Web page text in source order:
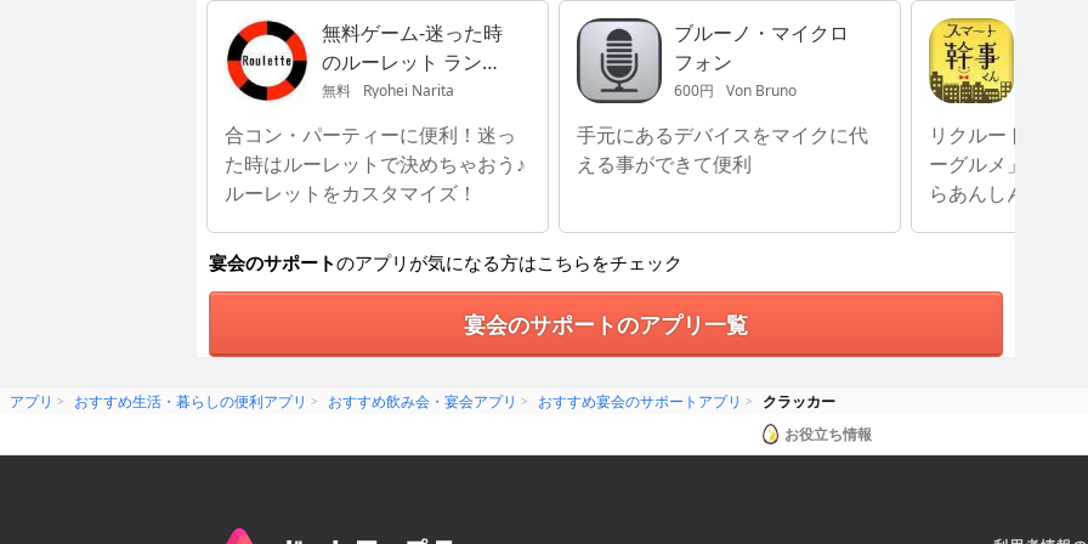
無料ゲーム-迷った時
のルーレット ランチ
や罰ゲーム抽選
無料 Ryohei Narita
合コン・パーティーに便利！迷っ
た時はルーレットで決めちゃおう♪
ルーレットをカスタマイズ！
ブルーノ・マイクロ
フォン
600円 Von Bruno
手元にあるデバイスをマイクに代
える事ができて便利
リクルート提供の
ーグルメ」のサポ
らあんしん
宴会のサポートのアプリが気になる方はこちらをチェック
宴会のサポートのアプリ一覧
アプリ おすすめ生活・暮らしの便利アプリ おすすめ飲み会・宴会アプリ おすすめ宴会のサポートアプリ
クラッカー
お役立ち情報